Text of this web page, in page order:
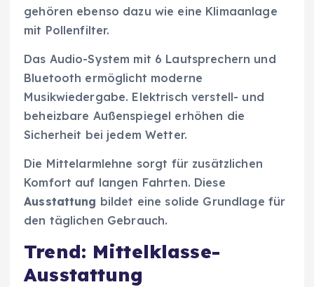
gehören ebenso dazu wie eine Klimaanlage
mit Pollenfilter.
Das Audio-System mit 6 Lautsprechern und
Bluetooth ermöglicht moderne
Musikwiedergabe. Elektrisch verstell- und
beheizbare Außenspiegel erhöhen die
Sicherheit bei jedem Wetter.
Die Mittelarmlehne sorgt für zusätzlichen
Komfort auf langen Fahrten. Diese
Ausstattung bildet eine solide Grundlage für
den täglichen Gebrauch.
Trend: Mittelklasse-
Ausstattung